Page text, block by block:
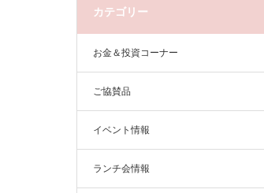
カテゴリー
お金＆投資コーナー
ご協賛品
イベント情報
ランチ会情報